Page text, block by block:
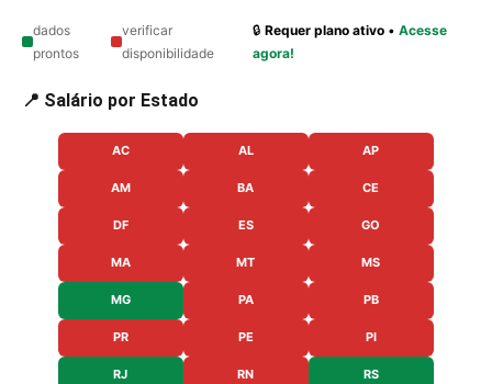
dados
prontos
verificar
disponibilidade
🔒Requer plano ativo •Acesse
agora!
📍 Salário por Estado
AC AL AP
AM BA CE
DF ES GO
MA MT MS
MG PA PB
PR PE PI
RJ RN RS